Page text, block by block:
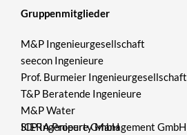
Gruppenmitglieder
M&P Ingenieurgesellschaft
seecon Ingenieure
Prof. Burmeier Ingenieurgesellschaft
T&P Beratende Ingenieure
M&P Water
ICP Ingenieure GmbH
SIERA Property Management GmbH